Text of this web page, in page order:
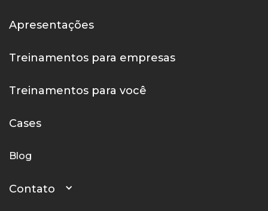
Apresentações
Treinamentos para empresas
Treinamentos para você
Cases
Blog
Contato